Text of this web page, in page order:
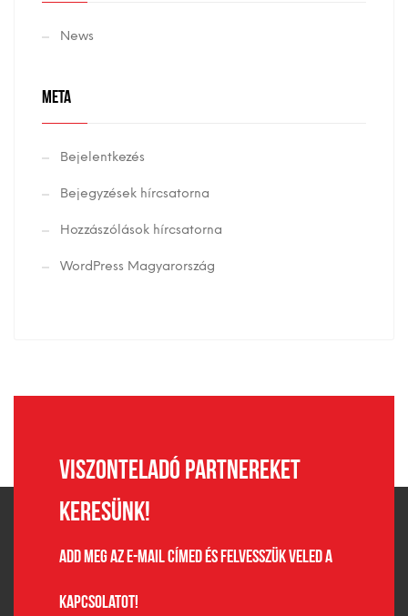
News
META
Bejelentkezés
Bejegyzések hírcsatorna
Hozzászólások hírcsatorna
WordPress Magyarország
Viszonteladó partnereket
keresünk!
Add meg az e-mail címed és felvesszük veled a
kapcsolatot!